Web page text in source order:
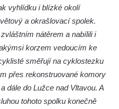
na Doksanské
vyhlídku i blízké okolí
a okrašlovací spolek.
nátěrem a nabílili i
korzem vedoucím ke
směřují na cyklostezku
přes rekonstruované komory
dále do Lužce nad Vltavou. A
tohoto spolku konečně